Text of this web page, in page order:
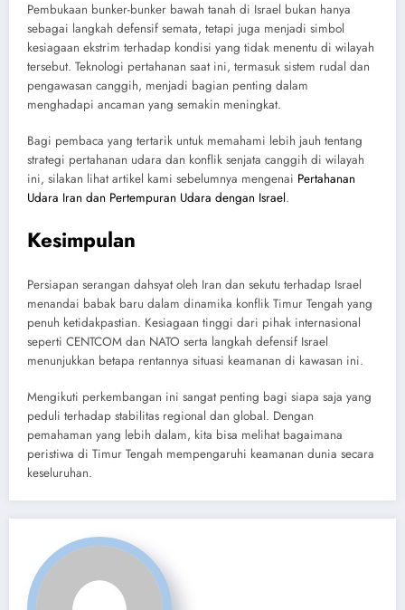
Pembukaan bunker-bunker bawah tanah di Israel bukan hanya
sebagai langkah defensif semata, tetapi juga menjadi simbol
kesiagaan ekstrim terhadap kondisi yang tidak menentu di wilayah
tersebut. Teknologi pertahanan saat ini, termasuk sistem rudal dan
pengawasan canggih, menjadi bagian penting dalam
menghadapi ancaman yang semakin meningkat.
Bagi pembaca yang tertarik untuk memahami lebih jauh tentang
strategi pertahanan udara dan konflik senjata canggih di wilayah
ini, silakan lihat artikel kami sebelumnya mengenai Pertahanan
Udara Iran dan Pertempuran Udara dengan Israel.
Kesimpulan
Persiapan serangan dahsyat oleh Iran dan sekutu terhadap Israel
menandai babak baru dalam dinamika konflik Timur Tengah yang
penuh ketidakpastian. Kesiagaan tinggi dari pihak internasional
seperti CENTCOM dan NATO serta langkah defensif Israel
menunjukkan betapa rentannya situasi keamanan di kawasan ini.
Mengikuti perkembangan ini sangat penting bagi siapa saja yang
peduli terhadap stabilitas regional dan global. Dengan
pemahaman yang lebih dalam, kita bisa melihat bagaimana
peristiwa di Timur Tengah mempengaruhi keamanan dunia secara
keseluruhan.